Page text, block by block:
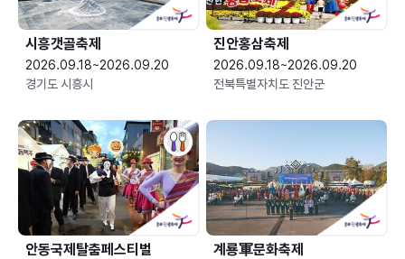
시흥갯골축제
2026.09.18~2026.09.20
경기도 시흥시
진안홍삼축제
2026.09.18~2026.09.20
전북특별자치도 진안군
안동국제탈춤페스티벌